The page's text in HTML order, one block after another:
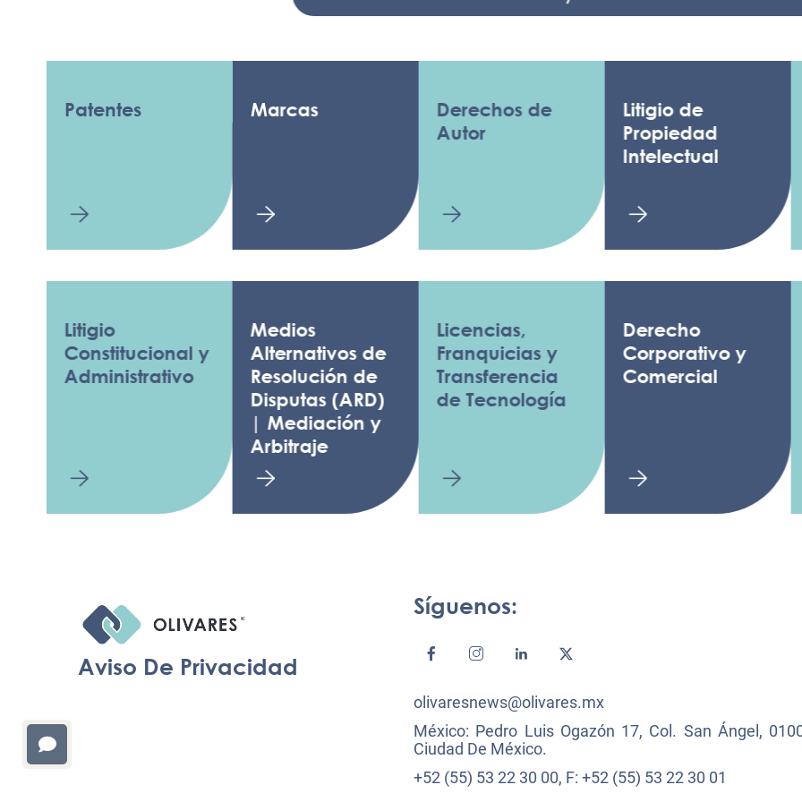
Patentes Marcas
Derechos de
Autor
Litigio de
Propiedad
Intelectual
Litigio
Constitucional y
Administrativo
Medios
Alternativos de
Resolución de
Disputas (ARD)
| Mediación y
Arbitraje
Licencias,
Franquicias y
Transferencia
de Tecnología
Derecho
Corporativo y
Comercial
Aviso De Privacidad
Síguenos:
olivaresnews@olivares.mx
México: Pedro Luis Ogazón 17, Col. San Ángel,
Ciudad De México.
+52 (55) 53 22 30 00, F: +52 (55) 53 22 30 01